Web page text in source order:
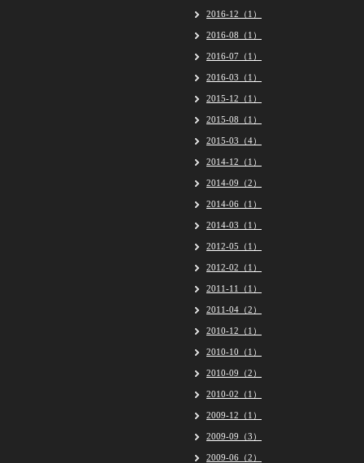
2016-12（1）
2016-08（1）
2016-07（1）
2016-03（1）
2015-12（1）
2015-08（1）
2015-03（4）
2014-12（1）
2014-09（2）
2014-06（1）
2014-03（1）
2012-05（1）
2012-02（1）
2011-11（1）
2011-04（2）
2010-12（1）
2010-10（1）
2010-09（2）
2010-02（1）
2009-12（1）
2009-09（3）
2009-06（2）